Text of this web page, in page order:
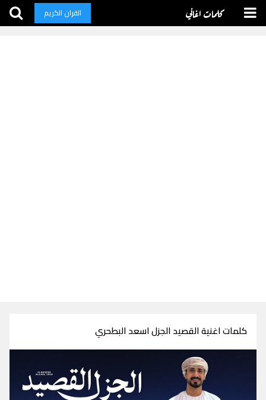
كلمات اغاني القران الكريم
كلمات اغنية القصيد الجزل اسعد البطحري